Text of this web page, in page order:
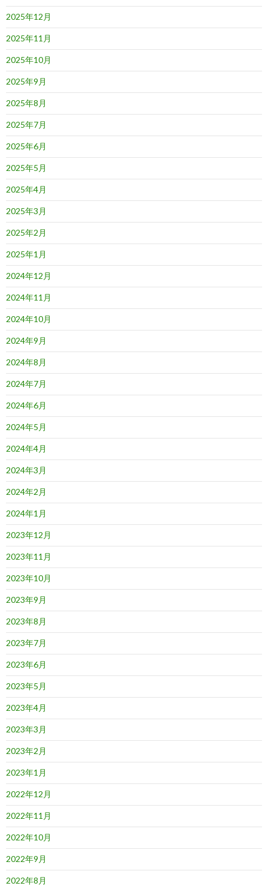
2025年12月
2025年11月
2025年10月
2025年9月
2025年8月
2025年7月
2025年6月
2025年5月
2025年4月
2025年3月
2025年2月
2025年1月
2024年12月
2024年11月
2024年10月
2024年9月
2024年8月
2024年7月
2024年6月
2024年5月
2024年4月
2024年3月
2024年2月
2024年1月
2023年12月
2023年11月
2023年10月
2023年9月
2023年8月
2023年7月
2023年6月
2023年5月
2023年4月
2023年3月
2023年2月
2023年1月
2022年12月
2022年11月
2022年10月
2022年9月
2022年8月